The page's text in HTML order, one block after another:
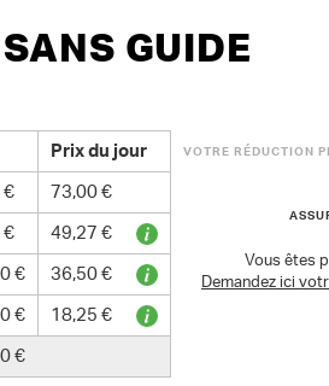
GUIDE
Prix du jour
€ 73,00 €
€ 49,27 €
€ 36,50 €
€ 18,25 €
€
VOTRE RÉDUCTION
Vous êtes
Demandez ici